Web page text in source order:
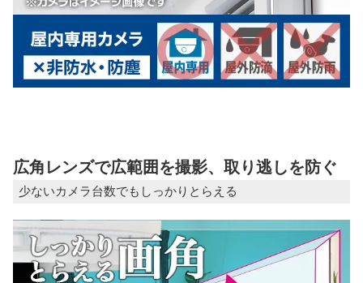
広角レンズで広範囲を撮影、取り逃しを防ぐ
少ないカメラ台数でもしっかりとらえる